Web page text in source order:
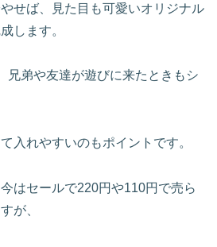
せば、見た目も可愛いオリジナル
します。
兄弟や友達が遊びに来たときもシ
入れやすいのもポイントです。
はセールで220円や110円で売ら
が、